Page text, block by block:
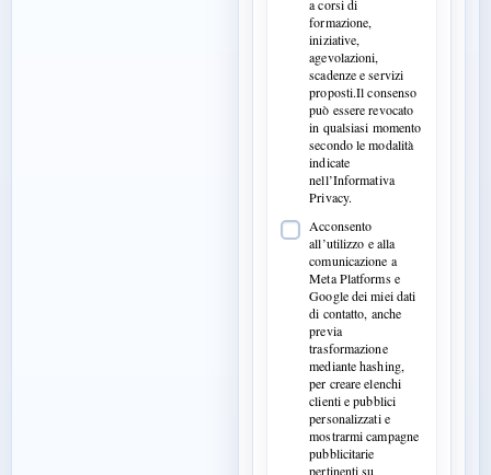
a corsi di
formazione,
iniziative,
agevolazioni,
scadenze e servizi
proposti.Il consenso
può essere revocato
in qualsiasi momento
secondo le modalità
indicate
nell’Informativa
Privacy.
Acconsento
all’utilizzo e alla
comunicazione a
Meta Platforms e
Google dei miei dati
di contatto, anche
previa
trasformazione
mediante hashing,
per creare elenchi
clienti e pubblici
personalizzati e
mostrarmi campagne
pubblicitarie
pertinenti su